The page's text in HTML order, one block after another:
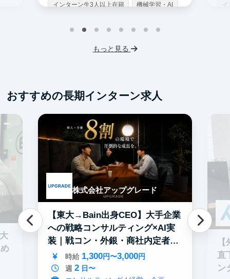
インターン生3人以上在籍 機械学習・AI
もっと見る
おすすめの長期インターン求人
株式会社アップグレード
【東大→Bain出身CEO】大手企業
への戦略コンサルティング×AI実
装｜戦コン・外銀・商社内定者多
数
時給 1,300円〜3,000円
週 2日〜
直
ン